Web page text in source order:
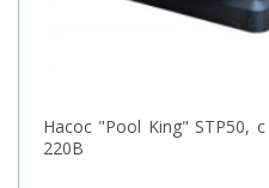
Насос "Pool King" STP50,
220В